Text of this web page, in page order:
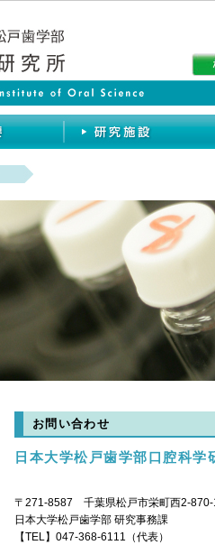
お問い合わせ
日本大学松戸歯学部口腔科
〒271-8587 千葉県松戸市栄町西2-870-
日本大学松戸歯学部 研究事務課
【TEL】047-368-6111（代表）